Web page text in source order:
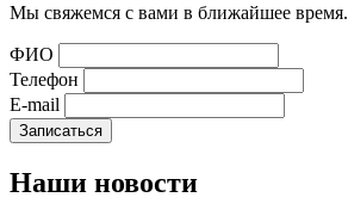
Мы свяжемся с вами в ближайшее время.
ФИО
Телефон
E-mail
Наши новости